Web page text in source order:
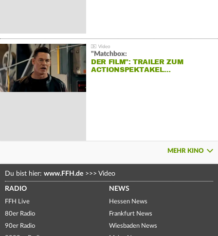
"Matchbox:
DER FILM": TRAILER ZUM
ACTIONSPEKTAKEL…
MEHR KINO
Du bist hier: www.FFH.de >>> Video
RADIO
FFH Live
80er Radio
90er Radio
NEWS
Hessen News
Frankfurt News
Wiesbaden News